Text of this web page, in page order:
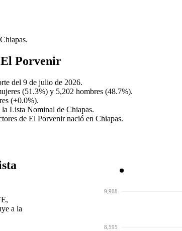
El Porvenir
del 9 de julio de 2026.
(51.3%) y 5,202 hombres (48.7%).
(+0.0%).
Lista Nominal de Chiapas.
de El Porvenir nació en Chiapas.
a la
8,595
9,908